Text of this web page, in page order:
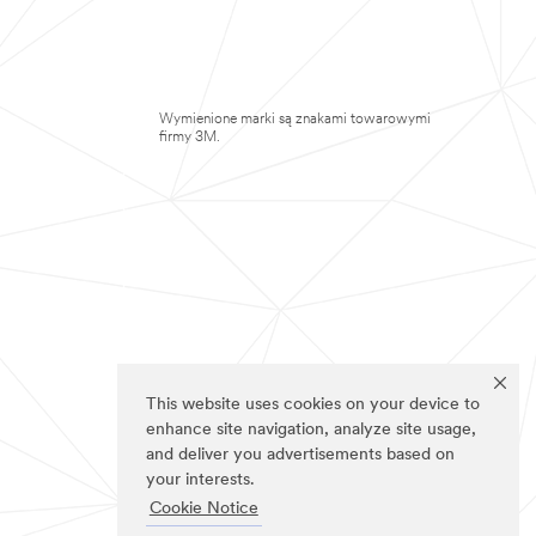
This website uses cookies on your device to
enhance site navigation, analyze site usage,
and deliver you advertisements based on
your interests.
Cookie Notice
Wymienione marki są znakami towarowymi
firmy 3M.